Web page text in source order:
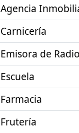
Agencia
Carnicería
Emisora de Radio
Escuela
Farmacia
Frutería